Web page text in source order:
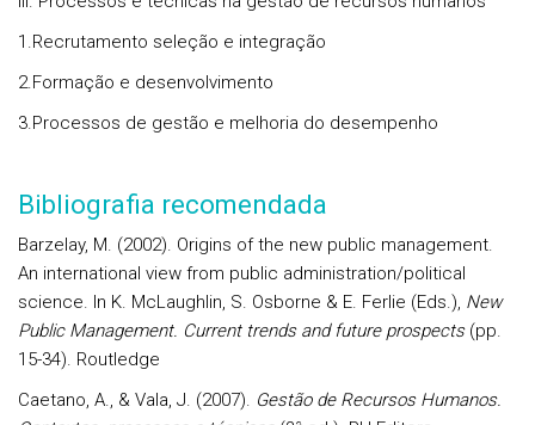
1.Recrutamento seleção e integração
2.Formação e desenvolvimento
3.Processos de gestão e melhoria do desempenho
Bibliografia recomendada
Barzelay, M. (2002). Origins of the new public management.
An international view from public administration/political
science. In K. McLaughlin, S. Osborne & E. Ferlie (Eds.), New
Public Management. Current trends and future prospects(pp.
15-34). Routledge
Caetano, A., & Vala, J. (2007). Gestão de Recursos Humanos.